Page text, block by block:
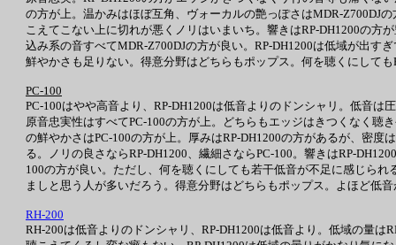
の方が上。温かみはほぼ互角、ヴォーカルの艶っぽさはMDR-Z700DJ
こえてこない上に切れが悪くノリはいまいち。響きはRP-DH1200の
込み系の音すべてMDR-Z700DJの方が良い。RP-DH1200は低域が出す
鮮やかさも足りない。得意分野はどちらもポップス。何を聴くにして
PC-100
PC-100はやや高音より、RP-DH1200は低音よりのドンシャリ。低音
原音忠実性はすべてPC-100の方が上。どちらもエッジはきつくなく聴
の鮮やかさはPC-100の方が上。厚みはRP-DH1200の方があるが、密
る。ノリの良さならRP-DH1200、繊細さならPC-100。響きはRP-
100の方が良い。ただし、何を聴くにしても若干低音が不足に感じら
ましと思う人が多いだろう。得意分野はどちらもポップス。よほど低
RH-200
RH-200は低音よりのドンシャリ、RP-DH1200は低音より。低域の量